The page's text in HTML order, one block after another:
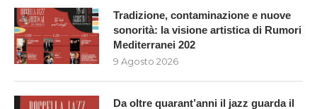
Tradizione, contaminazione e nuove
sonorità: la visione artistica di Rumori
Mediterranei 202
9 Agosto 2026
Da oltre quarant’anni il jazz guarda il